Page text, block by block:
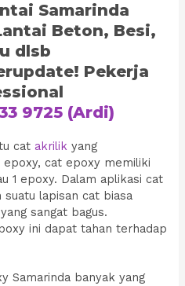
Samarinda
Beton, Besi,
dlsb
Pekerja
9725 (Ardi)
cat akrilik yang
cat epoxy memiliki
1 epoxy. Dalam aplikasi cat
suatu lapisan cat biasa
sangat bagus.
ini dapat tahan terhadap
Samarinda banyak yang